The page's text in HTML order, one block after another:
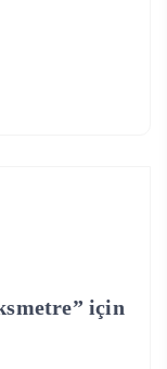
için